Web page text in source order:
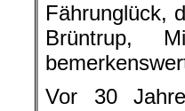
Fährunglück,
Brüntrup,
Vor 30